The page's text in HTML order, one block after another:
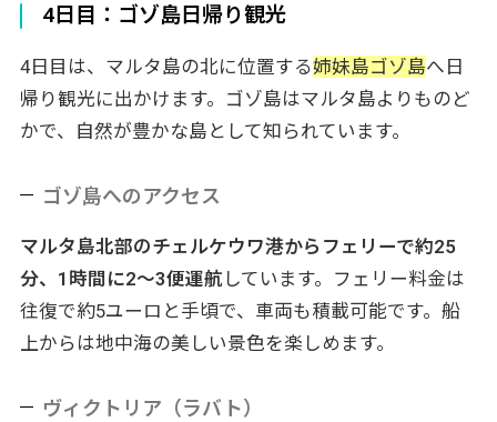
4日目：ゴゾ島日帰り観光
4日目は、マルタ島の北に位置する姉妹島ゴゾ島へ日
帰り観光に出かけます。ゴゾ島はマルタ島よりものど
かで、自然が豊かな島として知られています。
ゴゾ島へのアクセス
マルタ島北部のチェルケウワ港からフェリーで約25
分、1時間に2〜3便運航しています。フェリー料金は
往復で約5ユーロと手頃で、車両も積載可能です。船
上からは地中海の美しい景色を楽しめます。
ヴィクトリア（ラバト）